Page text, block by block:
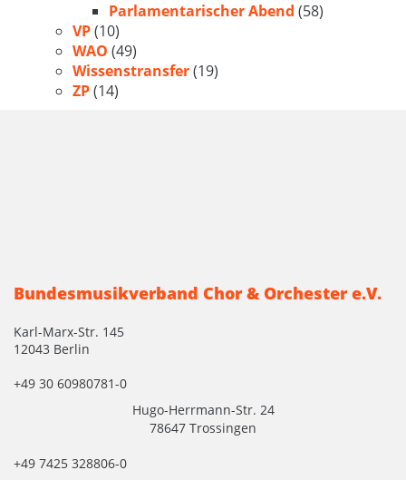
Parlamentarischer Abend (58)
VP(10)
WAO (49)
Wissenstransfer(19)
ZP(14)
Bundesmusikverband Chor & Orchester e.V.
Karl-Marx-Str. 145
12043 Berlin
+49 30 60980781-0
Hugo-Herrmann-Str. 24
78647 Trossingen
+49 7425 328806-0